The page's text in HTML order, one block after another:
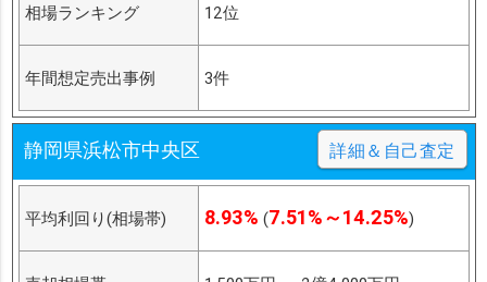
相場ランキング 12位
年間想定売出事例 3件
静岡県浜松市中央区 詳細＆自己査定
平均利回り(相場帯) 8.93% (7.51%～14.25%)